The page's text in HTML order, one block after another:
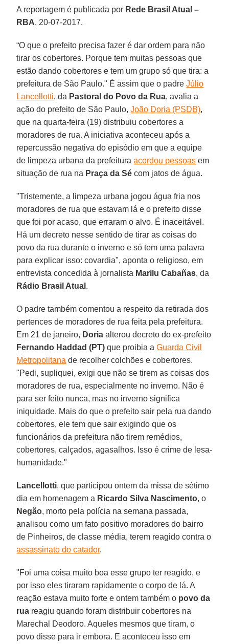
A reportagem é publicada por Rede Brasil Atual –
RBA, 20-07-2017.
“O que o prefeito precisa fazer é dar ordem para não
tirar os cobertores. Porque tem muitas pessoas que
estão dando cobertores e tem um grupo só que tira: a
prefeitura de São Paulo." É assim que o padreJúlio
Lancellotti, da Pastoral do Povo da Rua, avalia a
ação do prefeito de São Paulo, João Doria (PSDB),
que na quarta-feira (19) distribuiu cobertores a
moradores de rua. A iniciativa aconteceu após a
repercussão negativa do episódio em que a equipe
de limpeza urbana da prefeituraacordou pessoas em
situação de rua na Praça da Sé com jatos de água.
"Tristemente, a limpeza urbana jogou água fria nos
moradores de rua que estavam lá e o prefeito disse
que foi por acaso, que erraram o alvo. É inaceitável.
Há um decreto nesse sentido de tirar as coisas do
povo da rua durante o inverno e só tem uma palavra
para explicar isso: covardia", aponta o religioso, em
entrevista concedida à jornalista Marilu Cabañas, da
Rádio Brasil Atual .
O padre também comentou a respeito da retirada dos
pertences de moradores de rua feita pela prefeitura.
Em 21 de janeiro, Doria alterou decreto do ex-prefeito
Fernando Haddad (PT) que proibia aGuarda Civil
Metropolitana de recolher colchões e cobertores.
"Pedi, supliquei, exigi que não se tirem as coisas dos
moradores de rua, especialmente no inverno. Não é
para ser feito nunca, mas no inverno significa
iniquidade. Mais do que o prefeito sair pela rua dando
cobertores, ele tem que sair exigindo que os
funcionários da prefeitura não tirem remédios,
cobertores, calçados, agasalhos. Isso é crime de lesa-
humanidade."
Lancellotti, que participou ontem da missa de sétimo
dia em homenagem a Ricardo Silva Nascimento, o
Negão, morto pela polícia na semana passada,
analisou como um fato positivo moradores do bairro
de Pinheiros, de classe média, terem reagido contra o
assassinato do catador.
"Foi uma coisa muito boa esse grupo ter reagido, e
por isso eles tiraram rapidamente o corpo de lá. A
reação estava muito forte e ontem também o povo da
rua reagiu quando foram distribuir cobertores na
Marechal Deodoro. Aqueles mesmos que tiram, o
povo disse para ir embora. E aconteceu isso em